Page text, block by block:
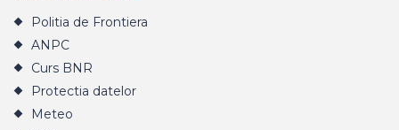
Politia de Frontiera
ANPC
Curs BNR
Protectia datelor
Meteo